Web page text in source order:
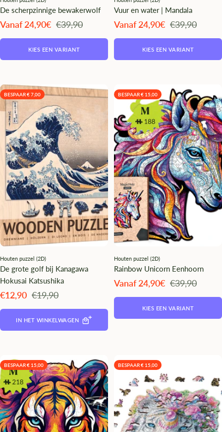
De scherpzinnige bewakerwolf
Angebotspreis
Vanaf 24,90€ Regulärer
€39,90
KIES EEN VARIANT
Vuur en water | Mandala
Angebotspreis
Vanaf 24,90€ Regulärer
€39,90
KIES EEN VARIANT
BESPAAR € 7,00
Houten puzzel (2D)
De grote golf bij Kanagawa
Hokusai Katsushika
Angebotspreis
€12,90 Regulärer
€19,90
IN HET WINKELWAGEN
BESPAAR € 15,00
Houten puzzel (2D)
Rainbow Unicorn Eenhoorn
Angebotspreis
Vanaf 24,90€ Regulärer
€39,90
KIES EEN VARIANT
BESPAAR € 15,00 BESPAAR € 15,00